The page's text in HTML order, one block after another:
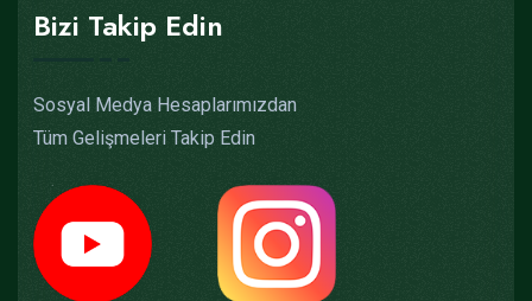
Bizi Takip Edin
Sosyal Medya Hesaplarımızdan
Tüm Gelişmeleri Takip Edin